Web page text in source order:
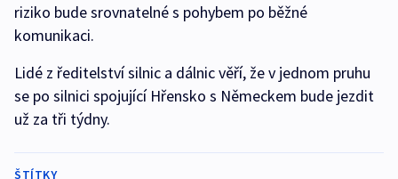
riziko bude srovnatelné s pohybem po běžné
komunikaci.
Lidé z ředitelství silnic a dálnic věří, že v jednom pruhu
se po silnici spojující Hřensko s Německem bude jezdit
už za tři týdny.
ŠTÍTKY